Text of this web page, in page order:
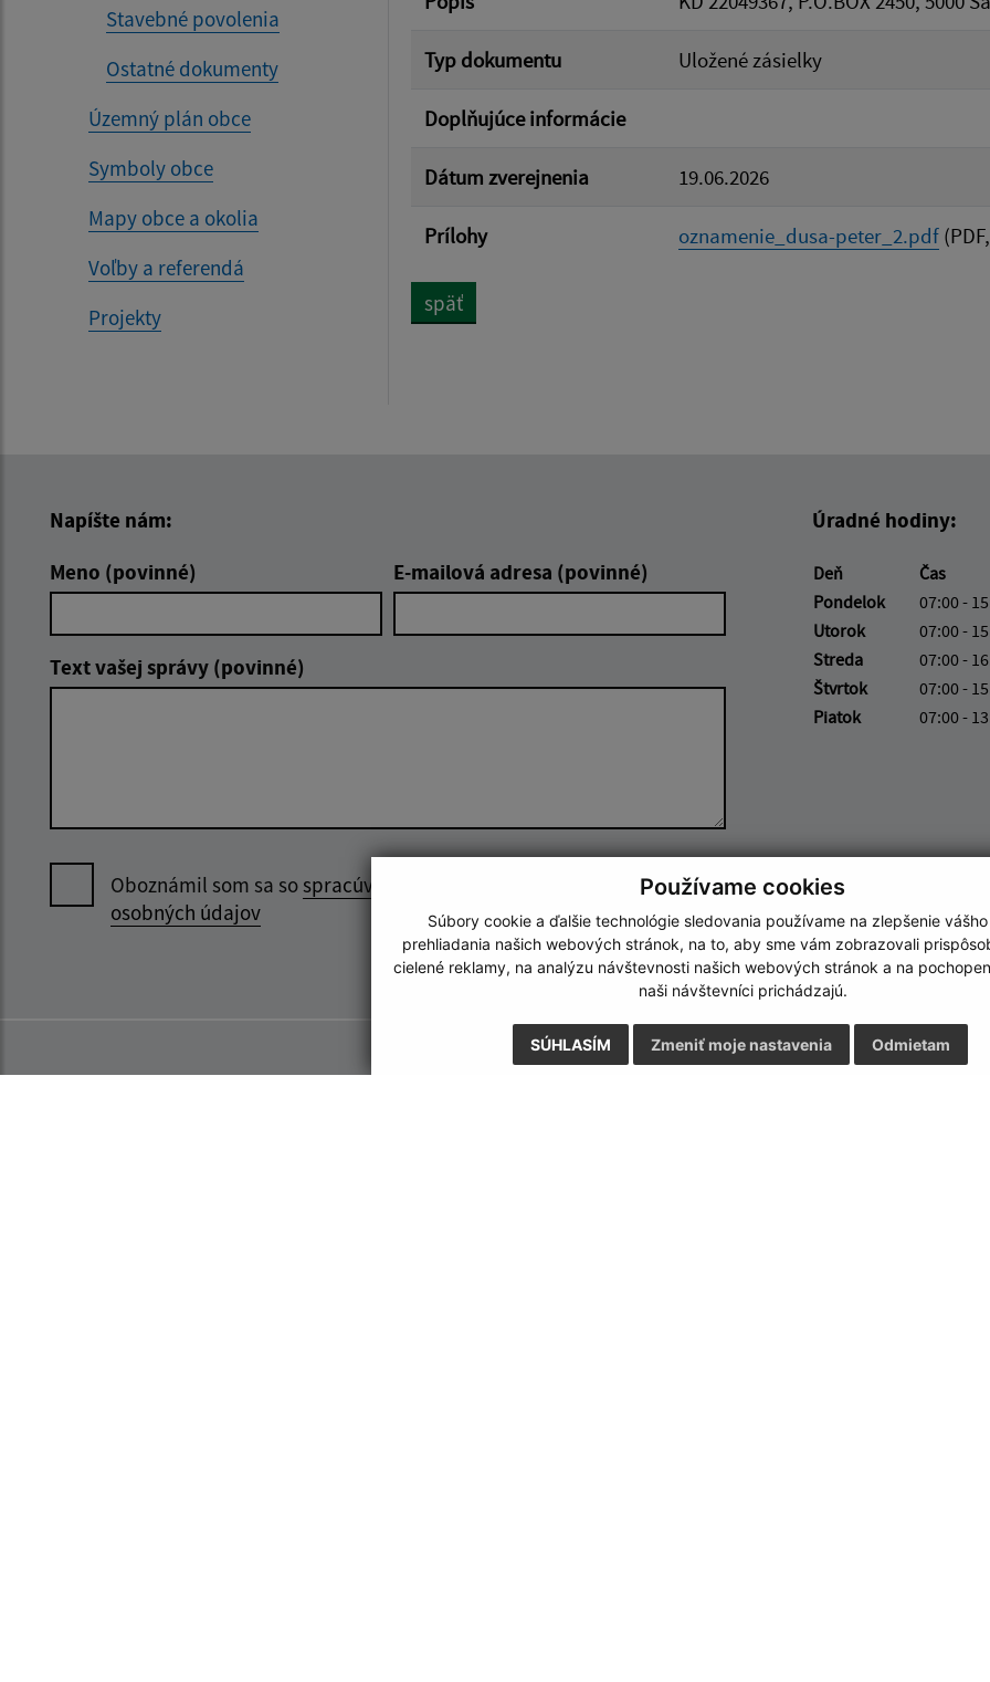
Používame cookies
Súbory cookie a ďalšie technológie sledovania používame na zlepšenie
prehliadania našich webových stránok, na to, aby sme vám zobrazovali
cielené reklamy, na analýzu návštevnosti našich webových stránok a na
naši návštevníci prichádzajú.
SÚHLASÍM Odmietam
Zmeniť moje nastavenia
Stavebné povolenia
Ostatné dokumenty
Územný plán obce
Symboly obce
Mapy obce a okolia
Voľby a referendá
Projekty
Typ dokumentu Uložené zásielky
Doplňujúce informácie
Dátum zverejnenia 19.06.2026
Prílohy oznamenie_dusa-peter_2.pdf
späť
Napíšte nám:
Meno (povinné)
E-mailová adresa (povinné)
Text vašej správy (povinné)
Oboznámil som sa sospracúvaním
osobných údajov
Google reCaptcha Response
Odoslať správu
Úradné hodiny:
Deň
Čas
Pondelok
07:00 -
Utorok
07:00 -
Streda
07:00 -
Štvrtok
07:00 -
Piatok
07:00 -